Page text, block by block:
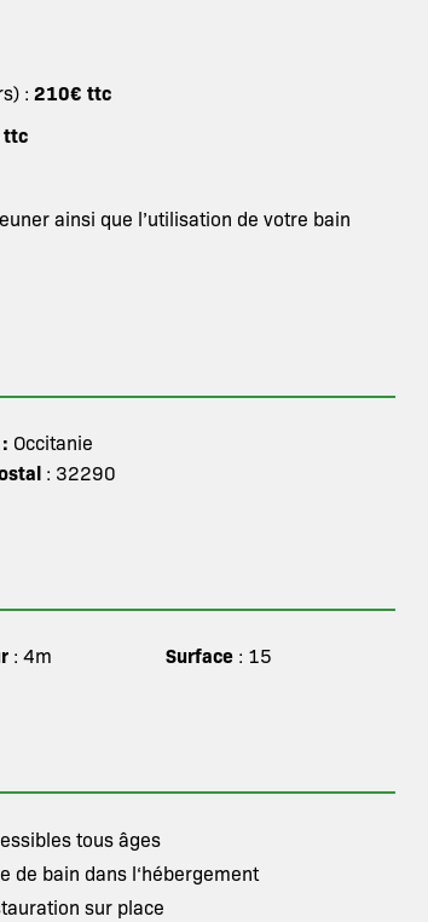
: 210€ ttc
ttc
ainsi que l’utilisation de votre bain
Occitanie
: 32290
: 4m Surface : 15
tous âges
de bain dans l‘hébergement
sur place